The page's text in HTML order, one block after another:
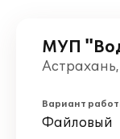
МУП
Вариант
Файловый